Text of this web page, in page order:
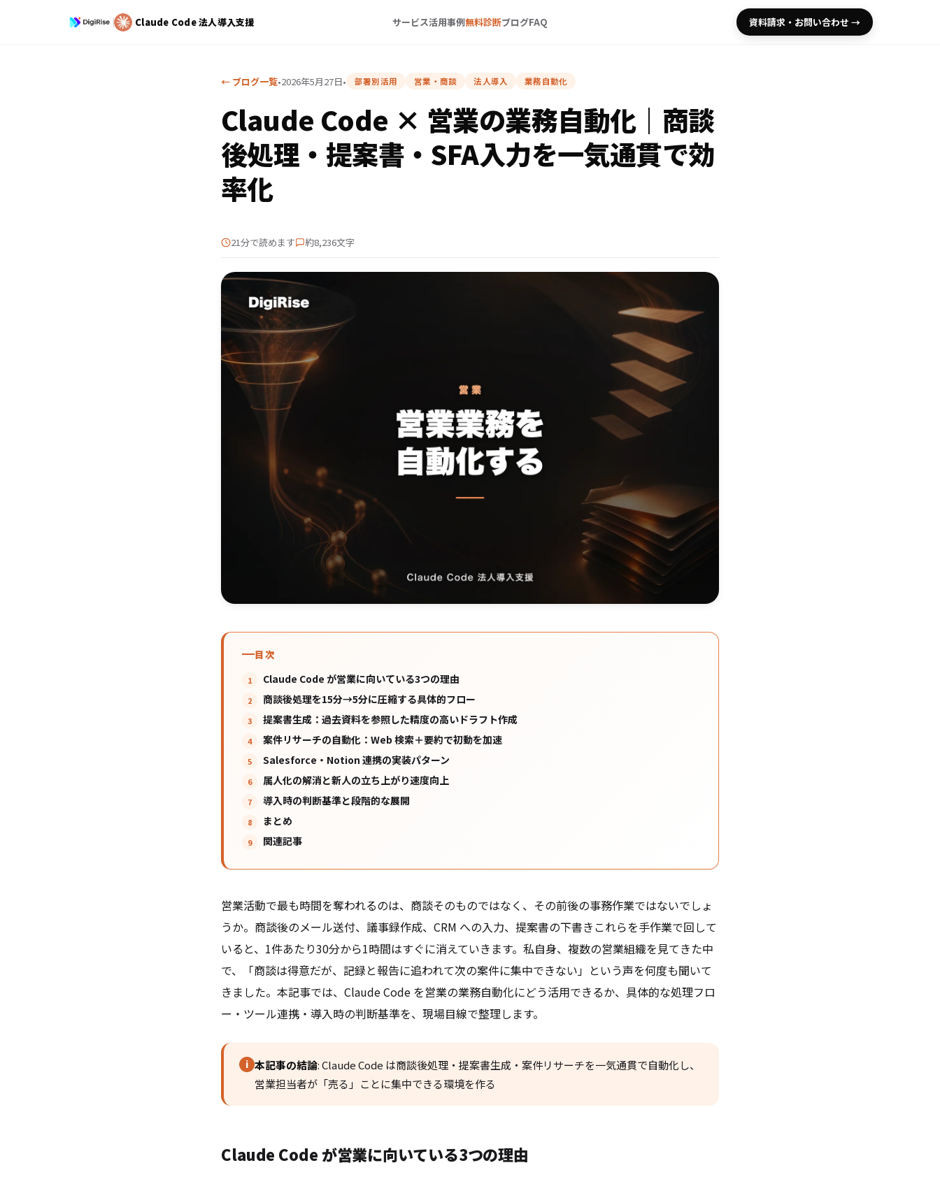
Claude Code法人導入支援 サービス活用事例無料診断ブログFAQ 資料請求・お問い合わせ →
← ブログ一覧•2026年5月27日• 部署別活用 営業・商談 法人導入 業務自動化
Claude Code × 営業の業務自動化｜商談
後処理・提案書・SFA入力を一気通貫で効
率化
21分で読めます 約8,236文字
目次
Claude Code が営業に向いている3つの理由
商談後処理を15分→5分に圧縮する具体的フロー
提案書生成：過去資料を参照した精度の高いドラフト作成
案件リサーチの自動化：Web 検索＋要約で初動を加速
Salesforce・Notion 連携の実装パターン
属人化の解消と新人の立ち上がり速度向上
導入時の判断基準と段階的な展開
まとめ
関連記事
営業活動で最も時間を奪われるのは、商談そのものではなく、その前後の事務作業ではないでしょ
うか。商談後のメール送付、議事録作成、CRM への入力、提案書の下書き――これらを手作業で回して
いると、1件あたり30分から1時間はすぐに消えていきます。私自身、複数の営業組織を見てきた中
で、「商談は得意だが、記録と報告に追われて次の案件に集中できない」という声を何度も聞いて
きました。本記事では、Claude Code を営業の業務自動化にどう活用できるか、具体的な処理フロ
ー・ツール連携・導入時の判断基準を、現場目線で整理します。
i 本記事の結論: Claude Code は商談後処理・提案書生成・案件リサーチを一気通貫で自動化し、
営業担当者が「売る」ことに集中できる環境を作る
Claude Code が営業に向いている3つの理由